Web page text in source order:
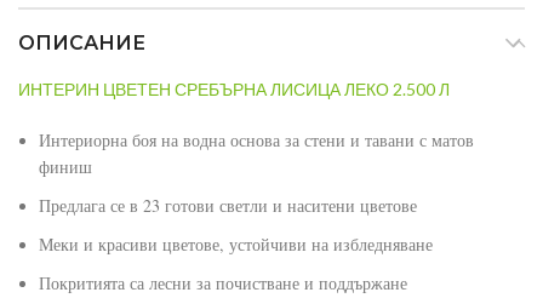
ОПИСАНИЕ
ИНТЕРИН ЦВЕТЕН СРЕБЪРНА ЛИСИЦА ЛЕКО 2.500 Л
Интериорна боя на водна основа за стени и тавани с матов
финиш
Предлага се в 23 готови светли и наситени цветове
Меки и красиви цветове, устойчиви на избледняване
Покритията са лесни за почистване и поддържане